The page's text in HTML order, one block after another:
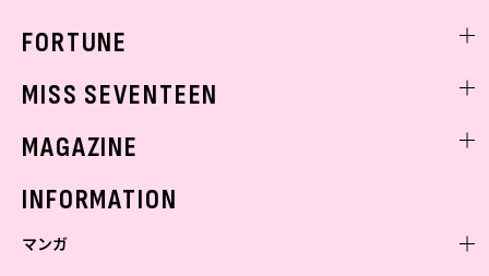
FORTUNE
MISS SEVENTEEN
MAGAZINE
INFORMATION
マンガ